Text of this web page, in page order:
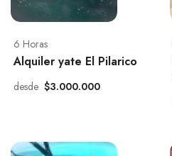
6 Horas
Alquiler yate El Pilarico
desde $3.000.000